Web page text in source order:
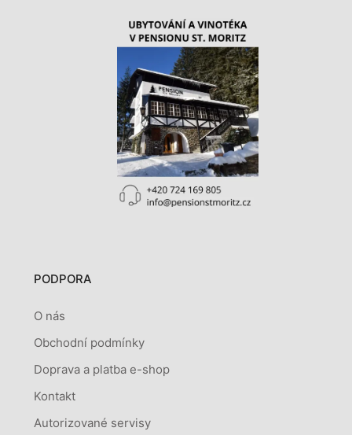
PODPORA
O nás
Obchodní podmínky
Doprava a platba e-shop
Kontakt
Autorizované servisy